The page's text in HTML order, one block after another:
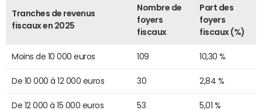
Tranches de revenus
fiscaux en 2025
Nombre de
foyers
fiscaux
Part des
foyers
fiscaux (%)
Moins de 10 000 euros 109 10,30 %
De 10 000 à 12 000 euros 30 2,84 %
De 12 000 à 15 000 euros 53 5,01 %